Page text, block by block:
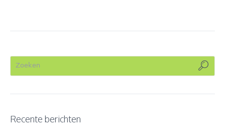
Recente berichten